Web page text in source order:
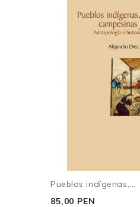
Pueblos indígenas,...
85,00 PEN